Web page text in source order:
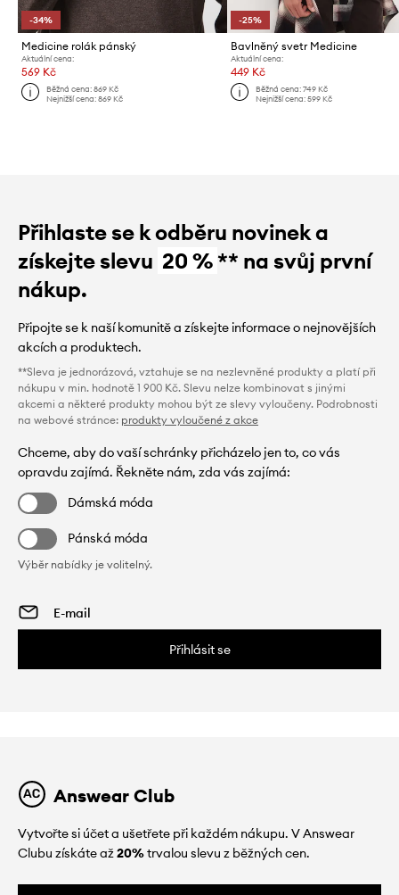
-34%
Medicine rolák pánský
Aktuální cena:
569 Kč
Běžná cena:869 Kč
Nejnižší cena:869 Kč
-25%
Bavlněný svetr Medicine
Aktuální cena:
449 Kč
Běžná cena: 749 Kč
Nejnižší cena: 599 Kč
Přihlaste se k odběru novinek a
získejte slevu 20 %** na svůj první
nákup.
Připojte se k naší komunitě a získejte informace o nejnovějších
akcích a produktech.
**Sleva je jednorázová, vztahuje se na nezlevněné produkty a platí při
nákupu v min. hodnotě 1 900 Kč. Slevu nelze kombinovat s jinými
akcemi a některé produkty mohou být ze slevy vyloučeny. Podrobnosti
na webové stránce: produkty vyloučené z akce
Chceme, aby do vaší schránky přicházelo jen to, co vás
opravdu zajímá. Řekněte nám, zda vás zajímá:
Dámská móda
Pánská móda
Výběr nabídky je volitelný.
Přihlásit se
Answear Club
Vytvořte si účet a ušetřete při každém nákupu. V Answear
Clubu získáte až20%trvalou slevu z běžných cen.